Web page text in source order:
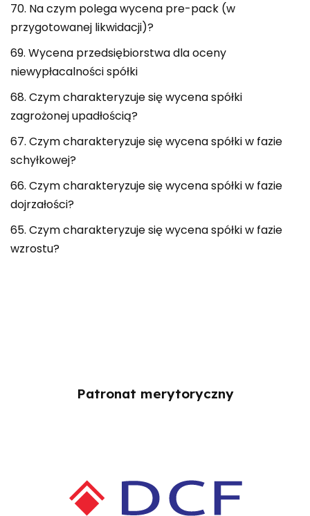
70. Na czym polega wycena pre-pack (w
przygotowanej likwidacji)?
69. Wycena przedsiębiorstwa dla oceny
niewypłacalności spółki
68. Czym charakteryzuje się wycena spółki
zagrożonej upadłością?
67. Czym charakteryzuje się wycena spółki w fazie
schyłkowej?
66. Czym charakteryzuje się wycena spółki w fazie
dojrzałości?
65. Czym charakteryzuje się wycena spółki w fazie
wzrostu?
Patronat merytoryczny